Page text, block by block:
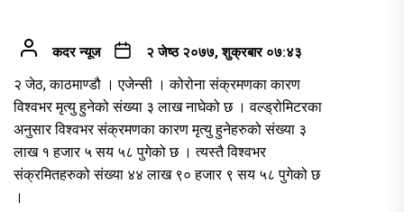
कदर न्यूज २ जेष्ठ २०७७, शुक्रबार ०७:४३
२ जेठ, काठमाण्डौ । एजेन्सी । कोरोना संक्रमणका कारण
विश्वभर मृत्यु हुनेको संख्या ३ लाख नाघेको छ । वल्ड्रोमिटरका
अनुसार विश्वभर संक्रमणका कारण मृत्यु हुनेहरुको संख्या ३
लाख १ हजार ५ सय ५८ पुगेको छ । त्यस्तै विश्वभर
संक्रमितहरुको संख्या ४४ लाख ९० हजार ९ सय ५८ पुगेको छ
।